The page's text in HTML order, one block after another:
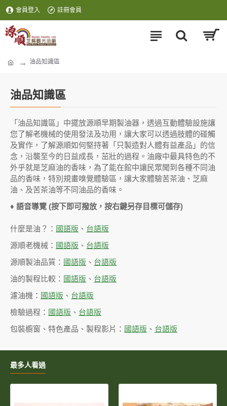
會員登入 註冊會員
油品知識區
油品知識區
「油品知識區」中擺放源順早期製油器，透過互動體驗設施讓
您了解老機械的使用發法及功用，讓大家可以透過肢體的碰觸
及實作，了解源順如何堅持著「只製造對人體有益產品」的信
念，沿襲至今的日益成長，茁壯的過程。油廠中最具特色的不
外乎就是芝麻油的香味，為了能在館中讓民眾聞到各種不同油
品的香味，特別規畫嗅覺體驗區，讓大家體驗苦茶油、芝麻
油、及苦茶油等不同油品的香味。
♦ 語音導覽 (按下即可撥放，按右鍵另存目標可儲存)
什麼是油？： 國語版 、 台語版
源順老機械： 國語版 、 台語版
源順製油品質： 國語版 、 台語版
油的製程比較： 國語版 、 台語版
濾油機： 國語版 、 台語版
檢驗過程： 國語版 、 台語版
包裝櫥窗、特色產品、製程影片： 國語版 、 台語版
最多人看過